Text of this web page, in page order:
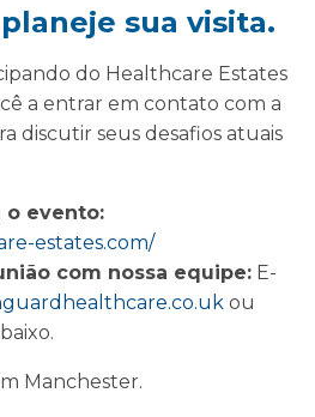
sua visita.
do Healthcare Estates
a entrar em contato com a
discutir seus desafios atuais
o evento:
estates.com/
com nossa equipe: E-
ou
Manchester.